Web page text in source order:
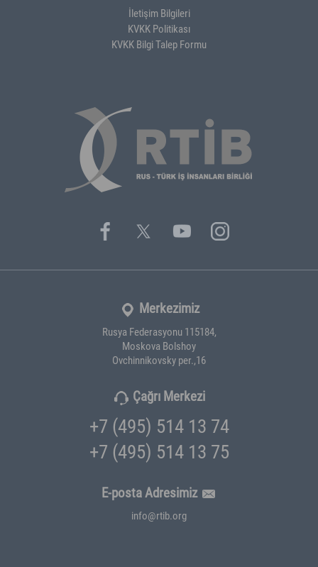
İletişim Bilgileri
KVKK Politikası
KVKK Bilgi Talep Formu
Merkezimiz
Rusya Federasyonu 115184,
Moskova Bolshoy
Ovchinnikovsky per.,16
Çağrı Merkezi
+7 (495) 514 13 74
+7 (495) 514 13 75
E-posta Adresimiz
info@rtib.org